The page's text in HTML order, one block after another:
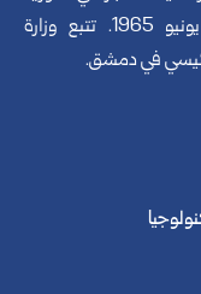
تأسست في 24 يونيو 1965. تتبع وزارة
في دمشق.